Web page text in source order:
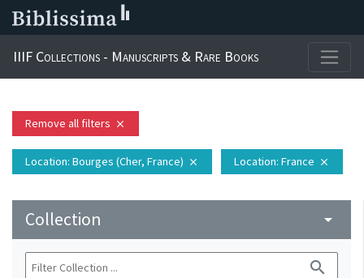
IIIF Collections - Manuscripts & Rare Books
Remove all filters close
Location: Bourges (Cher, France) close Location: France close
Collection arrow_drop_down
search